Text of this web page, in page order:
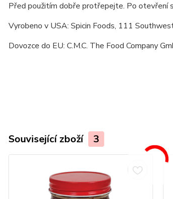
Před použitím dobře protřepejte. Po otevření
Vyrobeno v USA: Spicin Foods, 111
Dovozce do EU: C.M.C. The Food Company
Související zboží 3